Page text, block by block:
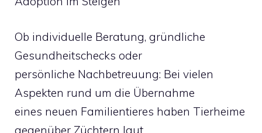
Ob individuelle Beratung, gründliche
Gesundheitschecks oder
persönliche Nachbetreuung: Bei vielen
Aspekten rund um die Übernahme
eines neuen Familientieres haben Tierheime
gegenüber Züchtern laut